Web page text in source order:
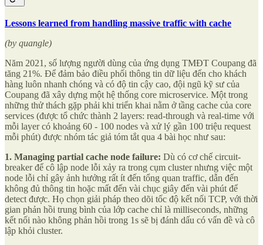
Lessons learned from handling massive traffic with cache
(by quangle)
Năm 2021, số lượng người dùng của ứng dụng TMĐT Coupang đã
tăng 21%. Để đảm bảo điều phối thông tin dữ liệu đến cho khách
hàng luôn nhanh chóng và có độ tin cậy cao, đội ngũ kỹ sư của
Coupang đã xây dựng một hệ thống core microservice. Một trong
những thử thách gặp phải khi triển khai nằm ở tầng cache của core
services (được tổ chức thành 2 layers: read-through và real-time với
mỗi layer có khoảng 60 - 100 nodes và xử lý gần 100 triệu request
mỗi phút) được nhóm tác giả tóm tắt qua 4 bài học như sau:
1. Managing partial cache node failure: Dù có cơ chế circuit-
breaker để cô lập node lỗi xảy ra trong cụm cluster nhưng việc một
node lỗi chỉ gây ảnh hưởng rất ít đến tổng quan traffic, dẫn đến
không đủ thông tin hoặc mất đến vài chục giây đến vài phút để
detect được. Họ chọn giải pháp theo dõi tốc độ kết nối TCP, với thời
gian phản hồi trung bình của lớp cache chỉ là milliseconds, những
kết nối nào không phản hồi trong 1s sẽ bị đánh dấu có vấn đề và cô
lập khỏi cluster.